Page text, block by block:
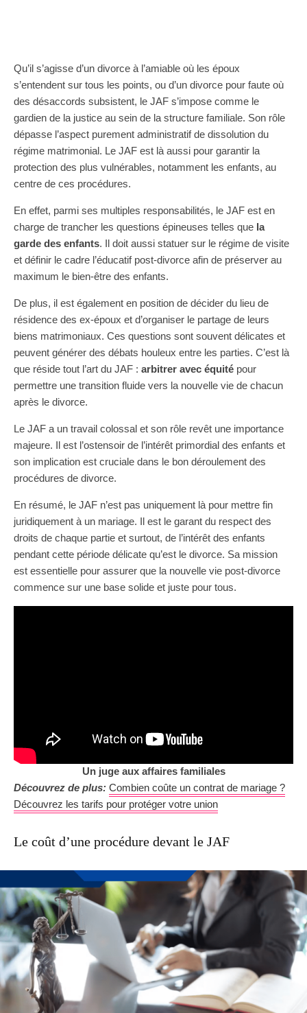
Qu’il s’agisse d’un divorce à l’amiable où les époux
s’entendent sur tous les points, ou d’un divorce pour faute où
des désaccords subsistent, le JAF s’impose comme le
gardien de la justice au sein de la structure familiale. Son rôle
dépasse l’aspect purement administratif de dissolution du
régime matrimonial. Le JAF est là aussi pour garantir la
protection des plus vulnérables, notamment les enfants, au
centre de ces procédures.
En effet, parmi ses multiples responsabilités, le JAF est en
charge de trancher les questions épineuses telles que la
garde des enfants. Il doit aussi statuer sur le régime de visite
et définir le cadre l’éducatif post-divorce afin de préserver au
maximum le bien-être des enfants.
De plus, il est également en position de décider du lieu de
résidence des ex-époux et d’organiser le partage de leurs
biens matrimoniaux. Ces questions sont souvent délicates et
peuvent générer des débats houleux entre les parties. C’est là
que réside tout l’art du JAF : arbitrer avec équité pour
permettre une transition fluide vers la nouvelle vie de chacun
après le divorce.
Le JAF a un travail colossal et son rôle revêt une importance
majeure. Il est l’ostensoir de l’intérêt primordial des enfants et
son implication est cruciale dans le bon déroulement des
procédures de divorce.
En résumé, le JAF n’est pas uniquement là pour mettre fin
juridiquement à un mariage. Il est le garant du respect des
droits de chaque partie et surtout, de l’intérêt des enfants
pendant cette période délicate qu’est le divorce. Sa mission
est essentielle pour assurer que la nouvelle vie post-divorce
commence sur une base solide et juste pour tous.
Un juge aux affaires familiales
Découvrez de plus: Combien coûte un contrat de mariage ?
Découvrez les tarifs pour protéger votre union
Le coût d’une procédure devant le JAF